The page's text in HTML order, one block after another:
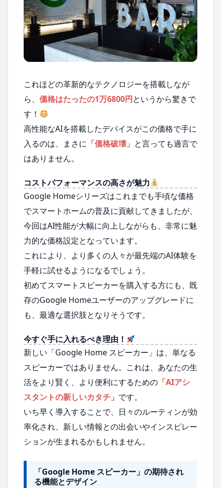
これほどの革新的なテクノロジーを搭載しなが
ら、 価格はたったの1万6800円というから驚きで
す！
高性能なAIを搭載したデバイスがこの価格で手に
入るのは、まさに 「価格破壊」 と言っても過言で
はありません。
コストパフォーマンスの高さが魅力
Google Homeシリーズはこれまでも手頃な価格
でスマートホームの普及に貢献してきましたが、
今回はAI性能が大幅に向上しながらも、非常に魅
力的な価格設定となっています。
これにより、より多くの人々が最先端のAI体験を
手軽に試せるようになるでしょう。
初めてスマートスピーカーを購入する方にも、既
存のGoogle Homeユーザーのアップグレードに
も、最適な選択肢となりそうです。
今すぐ手に入れるべき理由！
新しい「Google Home スピーカー」は、単なる
スピーカーではありません。これは、あなたの生
活をより賢く、より便利にするための 「AIアシ
スタントの新しいカタチ」 です。
いち早く導入することで、日々のルーティンが効
率化され、新しい情報との出会いやインスピレー
ションが生まれるかもしれません。
「Google Home スピーカー」の期待され
る機能とデザイン